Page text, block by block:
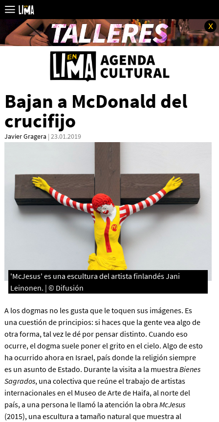
x
Bajan a McDonald del
crucifijo
Javier Gragera | 23.01.2019
'McJesus' es una escultura del artista finlandés Jani
Leinonen. | © Difusión
A los dogmas no les gusta que le toquen sus imágenes. Es
una cuestión de principios: si haces que la gente vea algo de
otra forma, tal vez le dé por pensar distinto. Cuando eso
ocurre, el dogma suele poner el grito en el cielo. Algo de esto
ha ocurrido ahora en Israel, país donde la religión siempre
es un asunto de Estado. Durante la visita a la muestra Bienes
Sagrados, una colectiva que reúne el trabajo de artistas
internacionales en el Museo de Arte de Haifa, al norte del
país, a una persona le llamó la atención la obra McJesus
(2015), una escultura a tamaño natural que muestra al